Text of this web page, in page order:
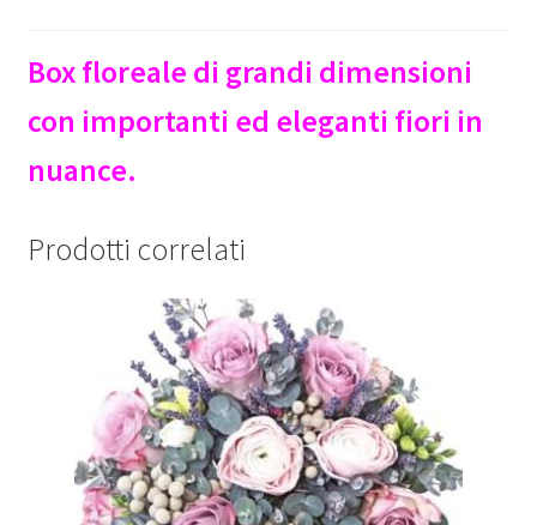
Box floreale di grandi dimensioni
con importanti ed eleganti fiori in
nuance.
Prodotti correlati